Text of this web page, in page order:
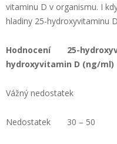
vitaminu D v organismu. I
hladiny 25-hydroxyvitaminu
Hodnocení 25-
hydroxyvitamin D (ng/ml)
Vážný
Nedostatek 30